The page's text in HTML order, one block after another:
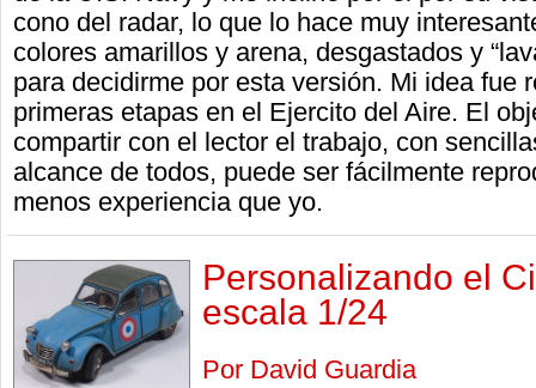
cono del radar, lo que lo hace muy
colores amarillos y arena, desgastados y
para decidirme por esta versión. Mi idea fue
primeras etapas en el Ejercito del Aire. El
compartir con el lector el trabajo, con
alcance de todos, puede ser fácilmente
menos experiencia que yo.
Personalizando el
escala 1/24
Por David Guardia